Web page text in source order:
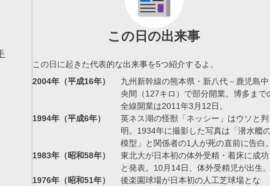
この日の出来事
この日に起きた代表的な出来事を5つ紹介するよ。
2004年（平成16年）
九州新幹線の熊本県・新八代－鹿児島中
央間（127キロ）で部分開業。博多まで
全線開業は2011年3月12日。
1994年（平成6年）
英ネス湖の怪獣「ネッシー」はウソと判
明。1934年に撮影した写真は「潜水艦
模型」と関係者の1人が死の直前に告白。
1983年（昭和58年）
東北大が日本初の体外受精・着床に成功
と発表。10月14日、体外受精児が出生。
1976年（昭和51年）
後楽園球場が日本初の人工芝球場とな